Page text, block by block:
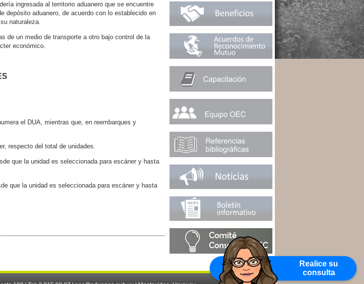
Realice su
consulta
ingresada al territorio aduanero que se encuentre
depósito aduanero, de acuerdo con lo establecido en
naturaleza.
de un medio de transporte a otro bajo control de la
económico.
el DUA, mientras que, en reembarques y
respecto del total de unidades.
que la unidad es seleccionada para escáner y hasta
que la unidad es seleccionada para escáner y hasta